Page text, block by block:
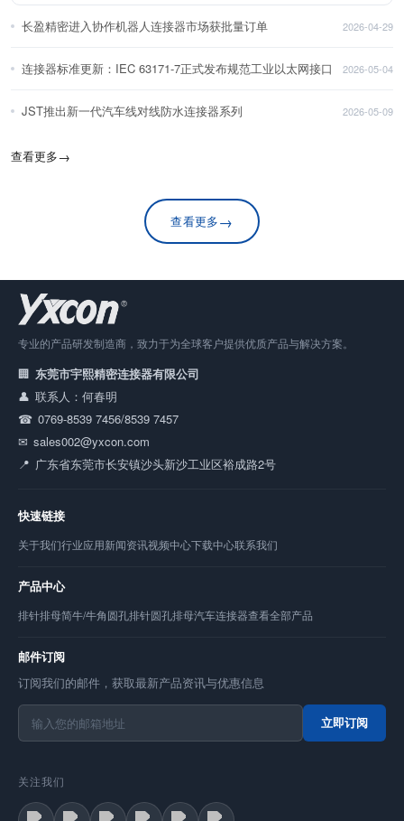
长盈精密进入协作机器人连接器市场获批量订单 2026-04-29
连接器标准更新：IEC 63171-7正式发布规范工业以太网接口 2026-05-04
JST推出新一代汽车线对线防水连接器系列 2026-05-09
查看更多→
查看更多→
专业的产品研发制造商，致力于为全球客户提供优质产品与解决方案。
东莞市宇熙精密连接器有限公司
联系人：何春明
0769-8539 7456/8539 7457
sales002@yxcon.com
广东省东莞市长安镇沙头新沙工业区裕成路2号
快速链接
关于我们行业应用新闻资讯视频中心下载中心联系我们
产品中心
排针排母简牛/牛角圆孔排针圆孔排母汽车连接器查看全部产品
邮件订阅
订阅我们的邮件，获取最新产品资讯与优惠信息
立即订阅
关注我们